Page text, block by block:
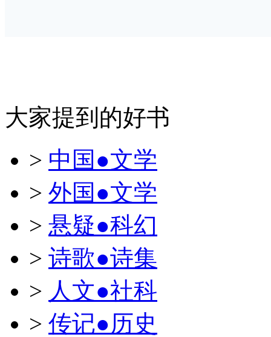
大家提到的好书
> 中国●文学
> 外国●文学
> 悬疑●科幻
> 诗歌●诗集
> 人文●社科
> 传记●历史